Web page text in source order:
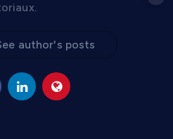
author's posts